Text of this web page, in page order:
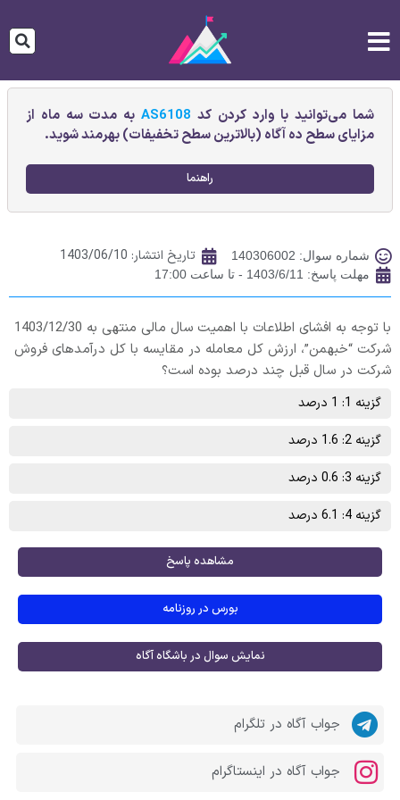
شما می‌توانید با وارد کردن کد AS6108به مدت سه ماه از
مزایای سطح ده آگاه (بالاترین سطح تخفیفات) بهرمند شوید.
راهنما
شماره سوال: 140306002 تاریخ انتشار: 1403/06/10
مهلت پاسخ: 1403/6/11 - تا ساعت 17:00
با توجه به افشای اطلاعات با اهمیت سال مالی منتهی به 1403/12/30
شرکت “خبهمن”، ارزش كل معامله در مقايسه با كل درآمدهای فروش
شركت در سال قبل چند درصد بوده است؟
گزینه 1: 1 درصد
گزینه 2: 1.6 درصد
گزینه 3: 0.6 درصد
گزینه 4: 6.1 درصد
مشاهده پاسخ
بورس در روزنامه
نمایش سوال در باشگاه آگاه
جواب آگاه در تلگرام
جواب آگاه در اینستاگرام